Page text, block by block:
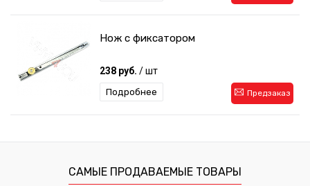
Нож с фиксатором
238 руб. / шт
Предзаказ
Подробнее
478 руб./ шт
САМЫЕ ПРОДАВАЕМЫЕ ТОВАРЫ